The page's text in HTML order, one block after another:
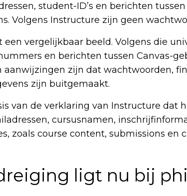
student-ID’s en berichten
Volgens Instructure zijn geen
een vergelijkbaar beeld. Volgens die
en berichten tussen Canvas-
zijn dat wachtwoorden,
zijn buitgemaakt.
van de verklaring van Instructure dat
cursusnamen,
zoals course content, submissions en
ligt nu bij